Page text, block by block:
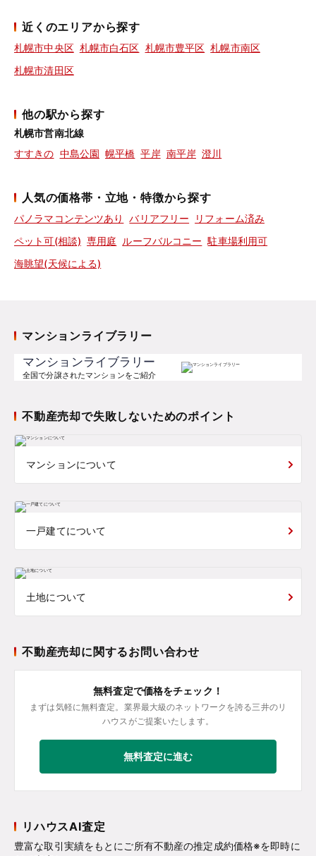
近くのエリアから探す
札幌市中央区 札幌市白石区 札幌市豊平区 札幌市南区
札幌市清田区
他の駅から探す
札幌市営南北線
すすきの 中島公園 幌平橋 平岸 南平岸 澄川
人気の価格帯・立地・特徴から探す
パノラマコンテンツあり バリアフリー
リフォーム済み
ペット可(相談) 専用庭 ルーフバルコニー 駐車場利用可
海眺望(天候による)
マンションライブラリー
マンションライブラリー
全国で分譲されたマンションをご紹介
不動産売却で失敗しないためのポイント
マンションについて
一戸建てについて
土地について
不動産売却に関するお問い合わせ
無料査定で価格をチェック！
まずは気軽に無料査定。業界最大級のネットワークを誇る三井のリ
ハウスがご提案いたします。
無料査定に進む
リハウスAI査定
豊富な取引実績をもとにご所有不動産の推定成約価格※を即時に